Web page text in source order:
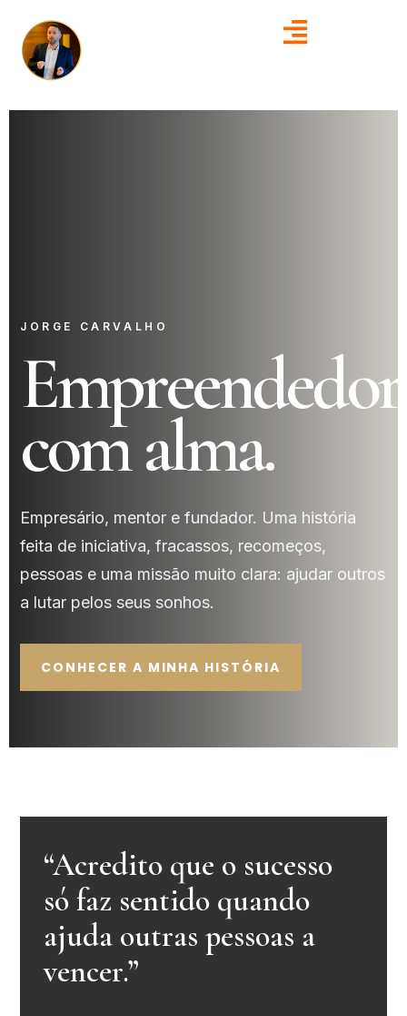
JORGE CARVALHO
com alma.
Empresário, mentor e fundador. Uma história
feita de iniciativa, fracassos, recomeços,
pessoas e uma missão muito clara: ajudar outros
a lutar pelos seus sonhos.
CONHECER A MINHA HISTÓRIA
“Acredito que o sucesso
só faz sentido quando
ajuda outras pessoas a
vencer.”